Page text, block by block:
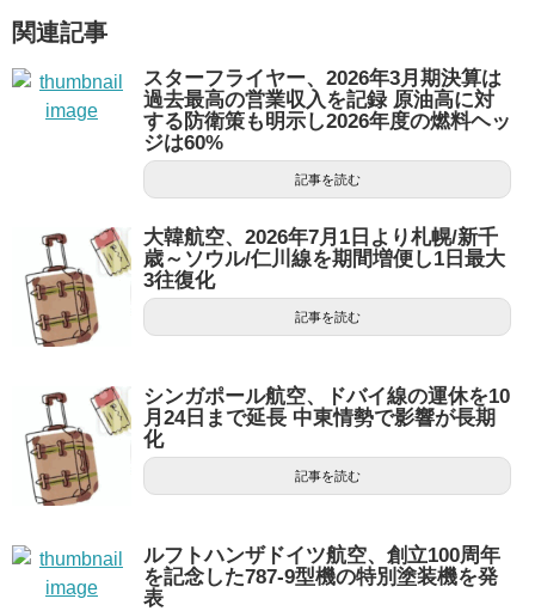
関連記事
スターフライヤー、2026年3月期決算は
過去最高の営業収入を記録 原油高に対
する防衛策も明示し2026年度の燃料ヘッ
ジは60%
記事を読む
大韓航空、2026年7月1日より札幌/新千
歳～ソウル/仁川線を期間増便し1日最大
3往復化
記事を読む
シンガポール航空、ドバイ線の運休を10
月24日まで延長 中東情勢で影響が長期
化
記事を読む
ルフトハンザドイツ航空、創立100周年
を記念した787-9型機の特別塗装機を発
表